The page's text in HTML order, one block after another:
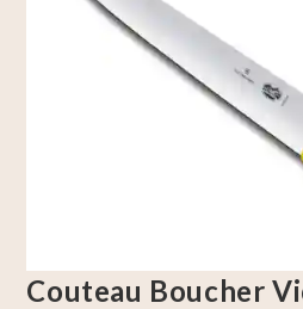
Couteau Boucher